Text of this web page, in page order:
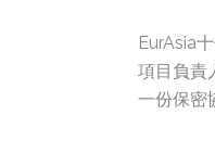
EurAsia
項目負責
一份保密